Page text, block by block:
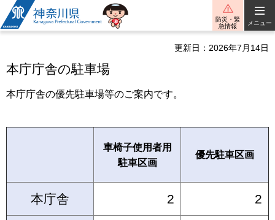
神奈川県
防災・緊
急情報
メニュー
更新日：2026年7月14日
本庁庁舎の駐車場
本庁庁舎の優先駐車場等のご案内です。
車椅子使用者用
駐車区画
優先駐車区画
本庁舎 2 2